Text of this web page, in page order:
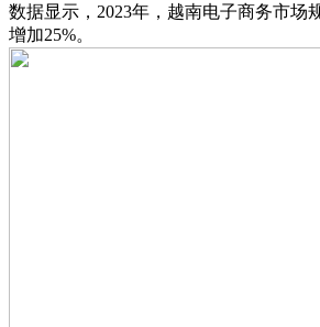
数据显示，2023年，越南电子商务市场
增加25%。